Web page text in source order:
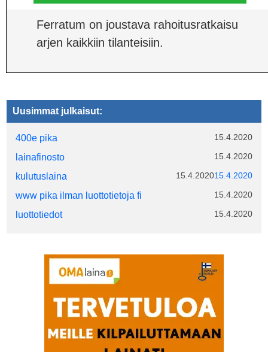
Ferratum on joustava rahoitusratkaisu
arjen kaikkiin tilanteisiin.
Uusimmat julkaisut:
400e pika 15.4.2020
lainafinosto
15.4.2020
15.4.2020
kulutuslaina 15.4.2020
www pika ilman luottotietoja fi 15.4.2020
luottotiedot 15.4.2020